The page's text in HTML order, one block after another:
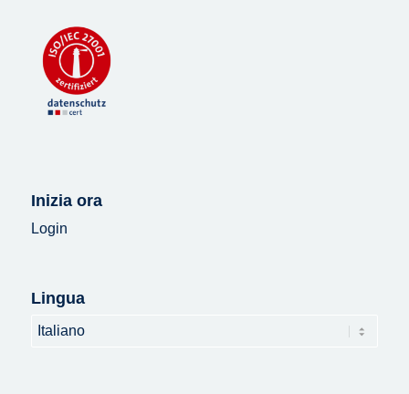
Inizia ora
Login
Lingua